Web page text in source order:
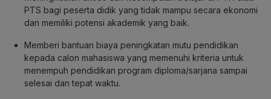
PTS bagi peserta didik yang tidak mampu secara ekonomi
dan memiliki potensi akademik yang baik.
Memberi bantuan biaya peningkatan mutu pendidikan
kepada calon mahasiswa yang memenuhi kriteria untuk
menempuh pendidikan program diploma/sarjana sampai
selesai dan tepat waktu.